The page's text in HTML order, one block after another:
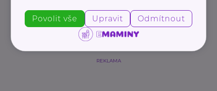
REKLAMA
Povolit vše Upravit Odmítnout